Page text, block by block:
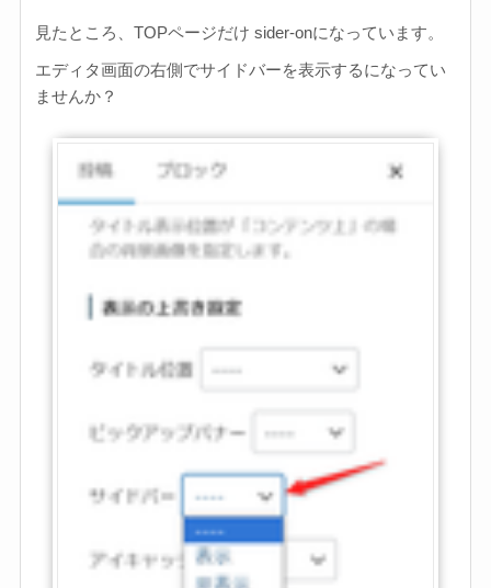
見たところ、TOPページだけ sider-onになっています。
エディタ画面の右側でサイドバーを表示するになってい
ませんか？